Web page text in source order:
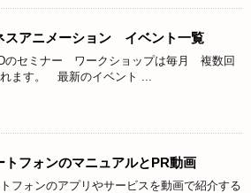
スアニメーション イベント一覧
のセミナー ワークショップは毎月 複数回
ます。 最新のイベント ...
トフォンのマニュアルとPR動画
フォンのアプリやサービスを動画で紹介する